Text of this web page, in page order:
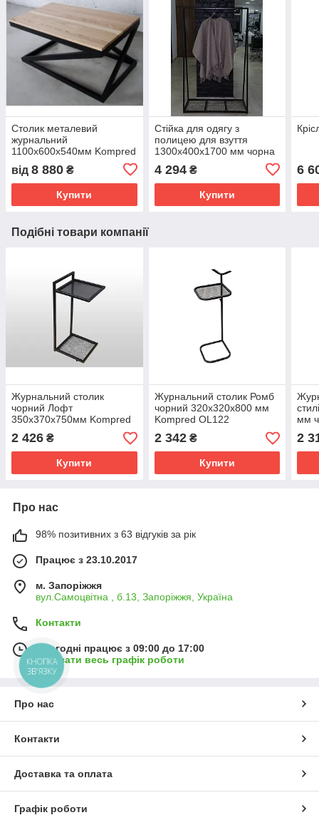
Столик металевий
журнальний
1100х600х540мм Kompred
від 8 880 ₴
Купити
Стійка для одягу з
полицею для взуття
1300х400х1700 мм чорна
Сітка Kompred OL935-014
4 294₴
Купити
6
Подібні товари компанії
Журнальний столик
чорний Лофт
350х370х750мм Kompred
OL062
2 426 ₴
Купити
Журнальний столик Ромб
чорний 320х320х800 мм
Kompred OL122
2 342₴
Купити
мм
2
Про нас
98% позитивних з 63 відгуків за рік
Працює з 23.10.2017
м. Запоріжжя
вул.Самоцвітна , б.13, Запоріжжя, Україна
Контакти
Сьогодні працює з 09:00 до 17:00
Показати весь графік роботи
Про нас
Контакти
Доставка та оплата
Графік роботи
КНОПКА
ЗВ'ЯЗКУ